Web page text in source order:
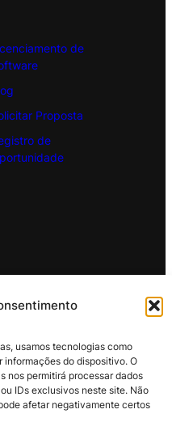
usamos tecnologias como
do dispositivo. O
nos permitirá processar dados
IDs exclusivos neste site. Não
afetar negativamente certos
de
Proposta
de